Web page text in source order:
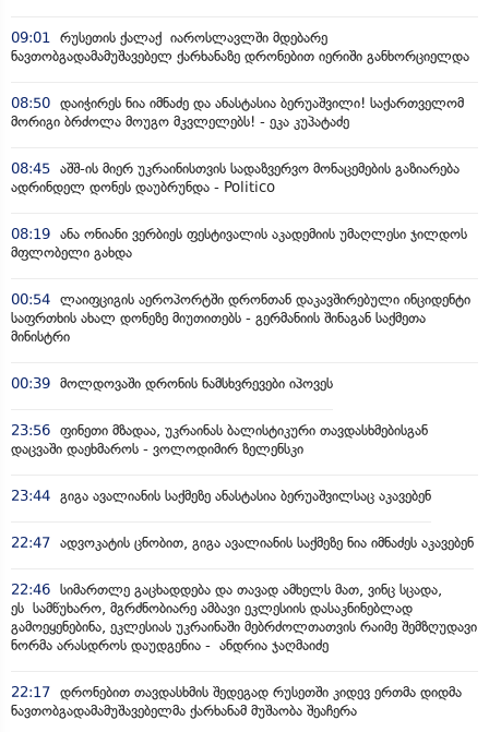
09:01
რუსეთის ქალაქ იაროსლავლში მდებარე
ნავთობგადამამუშავებელ ქარხანაზე დრონებით იერიში განხორციელდა
08:50 დაიჭირეს ნია იმნაძე და ანასტასია ბერუაშვილი! საქართველომ
მორიგი ბრძოლა მოუგო მკვლელებს! - ეკა კუპატაძე
08:45 აშშ-ის მიერ უკრაინისთვის სადაზვერვო მონაცემების გაზიარება
ადრინდელ დონეს დაუბრუნდა - Politico
08:19 ანა ონიანი ვერბიეს ფესტივალის აკადემიის უმაღლესი ჯილდოს
მფლობელი გახდა
00:54 ლაიფციგის აეროპორტში დრონთან დაკავშირებული ინციდენტი
საფრთხის ახალ დონეზე მიუთითებს - გერმანიის შინაგან საქმეთა
მინისტრი
00:39 მოლდოვაში დრონის ნამსხვრევები იპოვეს
23:56 ფინეთი მზადაა, უკრაინას ბალისტიკური თავდასხმებისგან
დაცვაში დაეხმაროს - ვოლოდიმირ ზელენსკი
23:44 გიგა ავალიანის საქმეზე ანასტასია ბერუაშვილსაც აკავებენ
22:47 ადვოკატის ცნობით, გიგა ავალიანის საქმეზე ნია იმნაძეს აკავებენ
22:46 სიმართლე გაცხადდება და თავად ამხელს მათ, ვინც სცადა,
ეს სამწუხარო, მგრძნობიარე ამბავი ეკლესიის დასაკნინებლად
გამოეყენებინა, ეკლესიას უკრაინაში მებრძოლთათვის რაიმე შემზღუდავი
ნორმა არასდროს დაუდგენია - ანდრია ჯაღმაიძე
22:17 დრონებით თავდასხმის შედეგად რუსეთში კიდევ ერთმა დიდმა
ნავთობგადამამუშავებელმა ქარხანამ მუშაობა შეაჩერა